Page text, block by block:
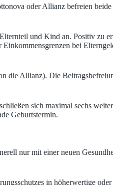
oder Allianz befreien
und Kind an. Positiv zu
bei
die Allianz). Die
sich maximal sechs
Geburtstermin.
nur mit einer neuen
in höherwertige